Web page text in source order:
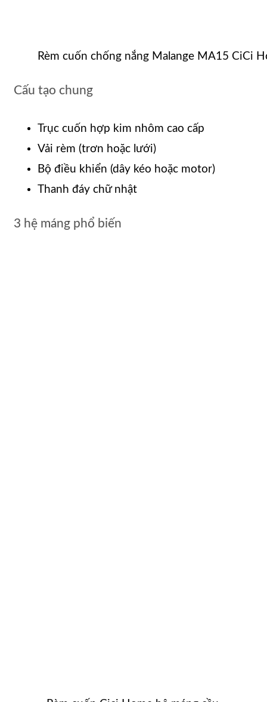
Rèm cuốn chống nắng Malange MA15 CiCi
Cấu tạo chung
Trục cuốn hợp kim nhôm cao cấp
Vải rèm (trơn hoặc lưới)
Bộ điều khiển (dây kéo hoặc motor)
Thanh đáy chữ nhật
3 hệ máng phổ biến